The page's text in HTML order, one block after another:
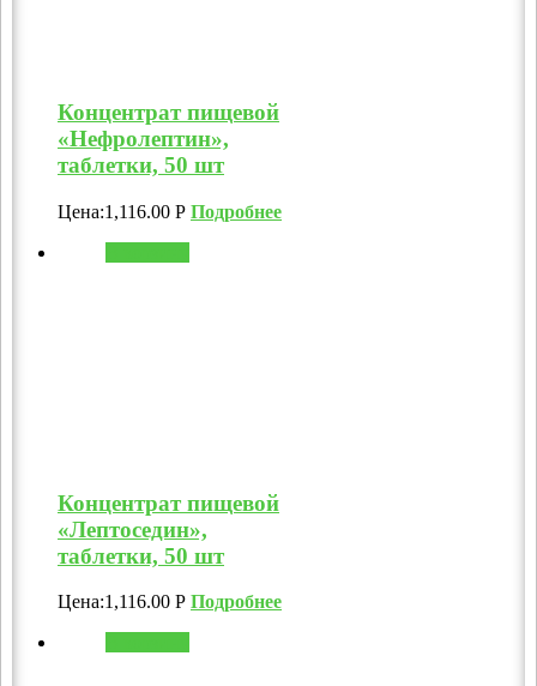
Концентрат пищевой
«Нефролептин»,
таблетки, 50 шт
Цена:1,116.00 Р Подробнее
Концентрат пищевой
«Лептоседин»,
таблетки, 50 шт
Цена:1,116.00 Р Подробнее